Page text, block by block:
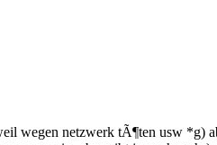
wegen netzwerk tÃ¶ten usw *g)